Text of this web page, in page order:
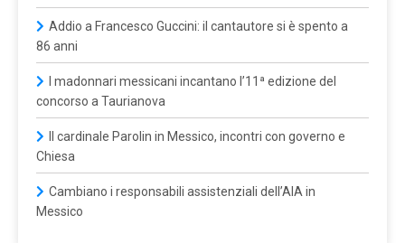
Addio a Francesco Guccini: il cantautore si è spento a
86 anni
I madonnari messicani incantano l’11ª edizione del
concorso a Taurianova
Il cardinale Parolin in Messico, incontri con governo e
Chiesa
Cambiano i responsabili assistenziali dell’AIA in
Messico